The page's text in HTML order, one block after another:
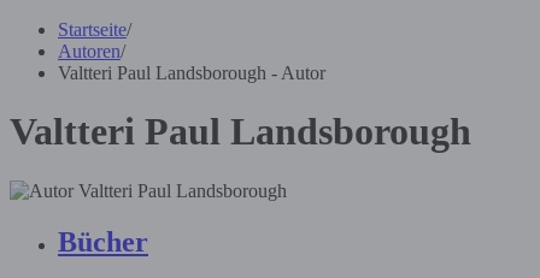
Startseite/
Autoren/
Valtteri Paul Landsborough - Autor
Valtteri Paul Landsborough
Bücher